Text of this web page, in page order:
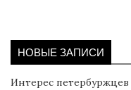
НОВЫЕ ЗАПИСИ
Интерес